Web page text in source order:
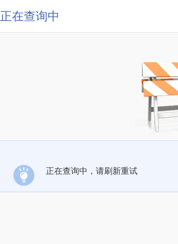
正在查询中
正在查询中，请刷新重试